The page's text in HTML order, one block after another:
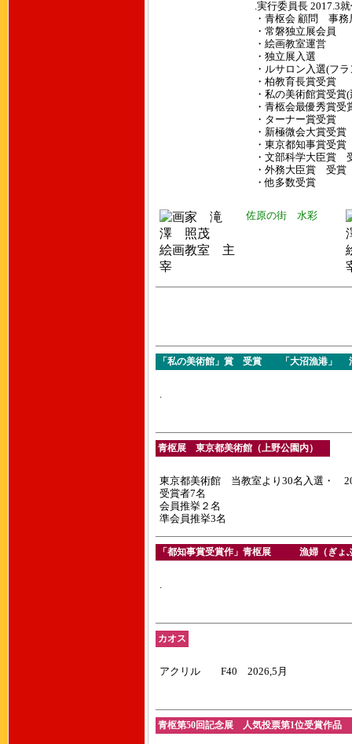
.実行委員長 2017.3
・青枢会 顧問 事務
・常磐独立展会員
・絵画教室運営
・独立展入選
・ルサロン入選(フ
・柏教育長賞受賞
・私の美術館賞受賞
・青柩会最優秀賞受
・ターナー賞受賞
・新極微会大賞受賞
・東京都知事賞受賞
・文部科学大臣賞
・外務大臣賞 受賞
・他多数受賞
佐原の街 水彩
「私の美術館」賞 受賞 「大沼漁港
.
青枢展 東京都美術館（上野公園内）
東京都美術館 当教室より30名入選・
受賞者7名
会員推挙２名
準会員推挙3名
「都知事賞受賞作」青枢展 漁婦
.
カオス
アクリル F40 2026,5月
青枢第50回記念展 人気投票第1位受賞作